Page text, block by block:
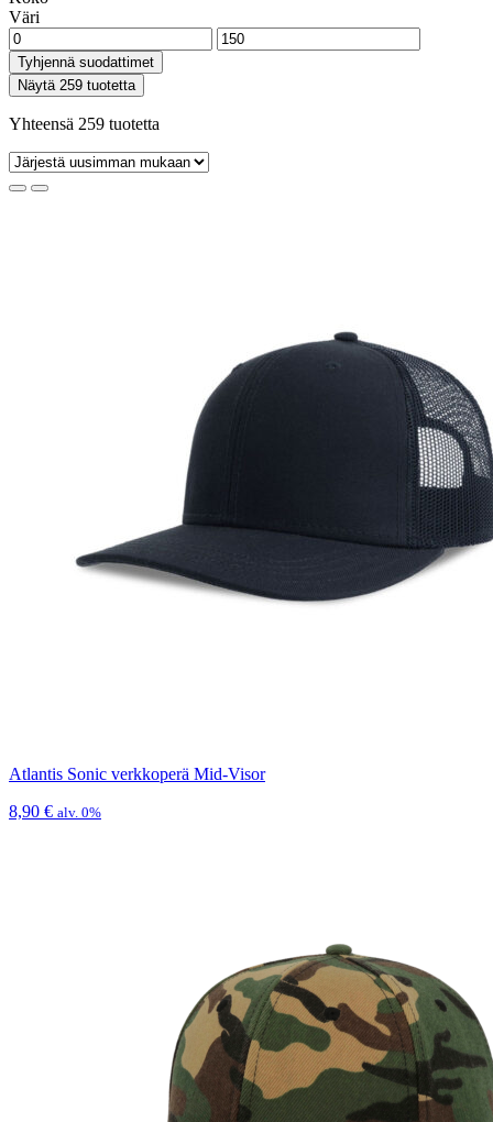
Väri
Tyhjennä suodattimet
Näytä 259 tuotetta
Yhteensä 259 tuotetta
Atlantis Sonic verkkoperä Mid-Visor
8,90 € alv. 0%